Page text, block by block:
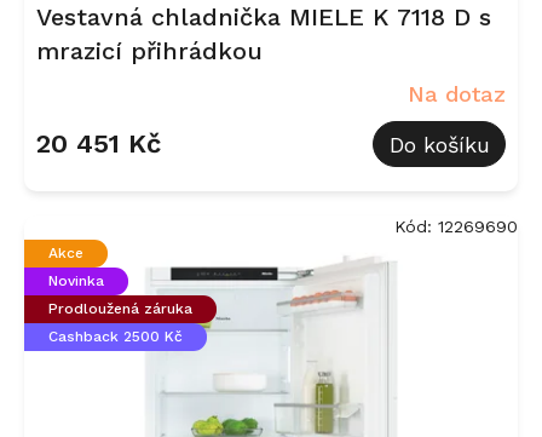
Vestavná chladnička MIELE K 7118 D s
mrazicí přihrádkou
Na dotaz
20 451 Kč Do košíku
Akce
Novinka
Prodloužená záruka
Cashback 2500 Kč
Kód: 12269690